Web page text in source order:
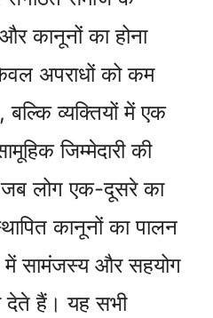
कानूनों का होना
अपराधों को कम
व्यक्तियों में एक
जिम्मेदारी की
जब लोग एक-दूसरे का
कानूनों का पालन
सामंजस्य और सहयोग
देते हैं। यह सभी